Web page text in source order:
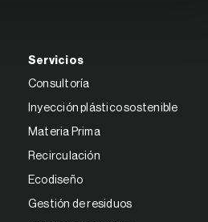
Servicios
Consultoría
Inyección plástico sostenible
Materia Prima
Recirculación
Ecodiseño
Gestión de residuos